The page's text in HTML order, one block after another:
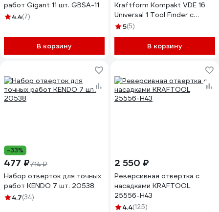
работ Gigant 11 шт. GBSA-11
4.4(7)
В корзину
Kraftform Kompakt VDE 16
Universal 1 Tool Finder с
отвёрткой-битодержателем
WE-006607
5(5)
В корзину
-33%
477 ₽714 ₽
Набор отверток для точных
работ KENDO 7 шт. 20538
4.7(34)
2 550 ₽
Реверсивная отвертка с
насадками KRAFTOOL
25556-H43
4.4(125)